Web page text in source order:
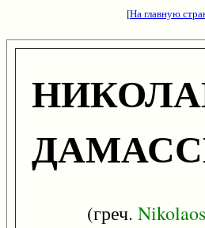
[На главную
(греч. Nikolaos